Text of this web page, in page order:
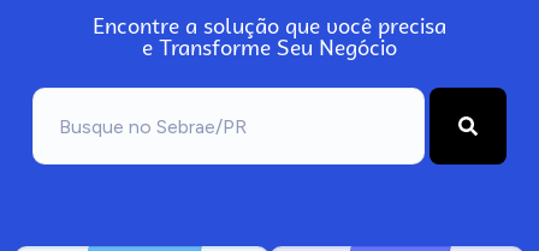
Encontre a solução que você precisa
e Transforme Seu Negócio